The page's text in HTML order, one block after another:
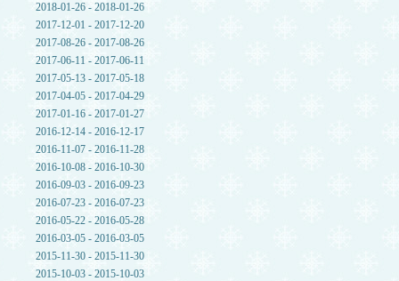
2018-01-26 - 2018-01-26
2017-12-01 - 2017-12-20
2017-08-26 - 2017-08-26
2017-06-11 - 2017-06-11
2017-05-13 - 2017-05-18
2017-04-05 - 2017-04-29
2017-01-16 - 2017-01-27
2016-12-14 - 2016-12-17
2016-11-07 - 2016-11-28
2016-10-08 - 2016-10-30
2016-09-03 - 2016-09-23
2016-07-23 - 2016-07-23
2016-05-22 - 2016-05-28
2016-03-05 - 2016-03-05
2015-11-30 - 2015-11-30
2015-10-03 - 2015-10-03